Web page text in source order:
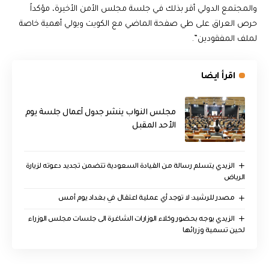
والمجتمع الدولي أقر بذلك في جلسة مجلس الأمن الأخيرة، مؤكداً
حرص العراق على طي صفحة الماضي مع الكويت ويولي أهمية خاصة
لملف المفقودين”.
اقرأ ايضا
مجلس النواب ينشر جدول أعمال جلسة يوم
الأحد المقبل
الزيدي يتسلم رسالة من القيادة السعودية تتضمن تجديد دعوته لزيارة
الرياض
مصدر للرشيد: لا توجد أي عملية اعتقال في بغداد يوم أمس
الزيدي يوجه بحضور وكلاء الوزارات الشاغرة الى جلسات مجلس الوزراء
لحين تسمية وزرائها